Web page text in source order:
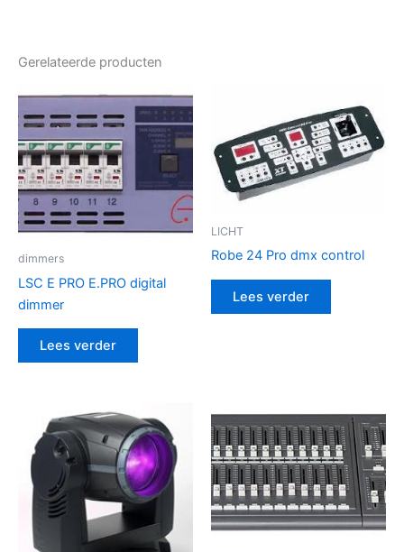
Gerelateerde producten
dimmers
LSC E PRO E.PRO digital
dimmer
Lees verder
LICHT
Robe 24 Pro dmx control
Lees verder